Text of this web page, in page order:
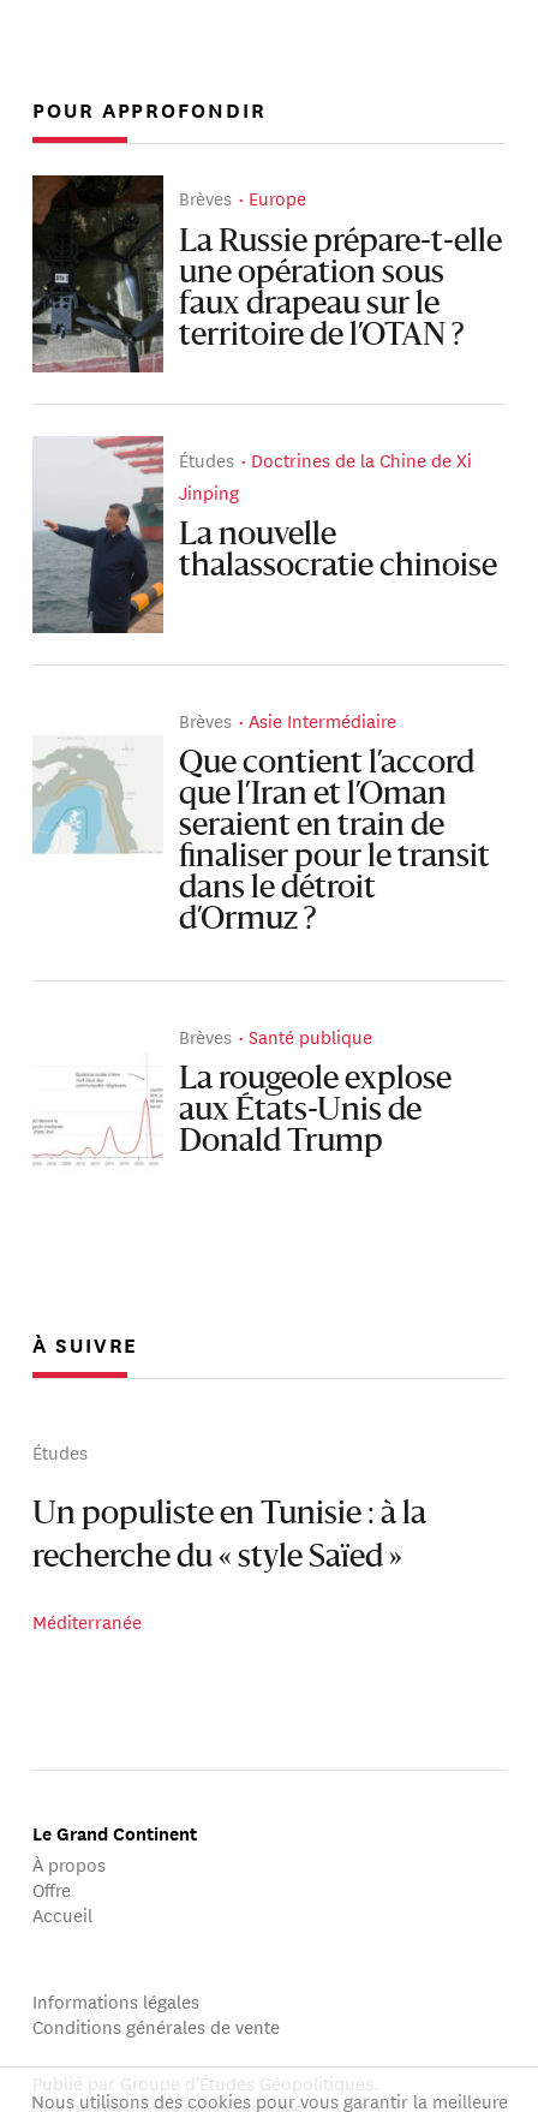
POUR APPROFONDIR
Brèves Europe
La Russie prépare-t-elle
une opération sous
faux drapeau sur le
territoire de l’OTAN ?
Études
Doctrines de la Chine de Xi
Jinping
La nouvelle
thalassocratie chinoise
Brèves Asie Intermédiaire
Que contient l’accord
que l’Iran et l’Oman
seraient en train de
finaliser pour le transit
dans le détroit
d’Ormuz ?
Brèves Santé publique
La rougeole explose
aux États-Unis de
Donald Trump
À SUIVRE
Études
Un populiste en Tunisie : à la
recherche du « style Saïed »
Méditerranée
Le Grand Continent
À propos
Offre
Accueil
Informations légales
Conditions générales de vente
Publié par Groupe d'Études Géopolitiques.
Nous utilisons des cookies pour vous garantir la meilleure